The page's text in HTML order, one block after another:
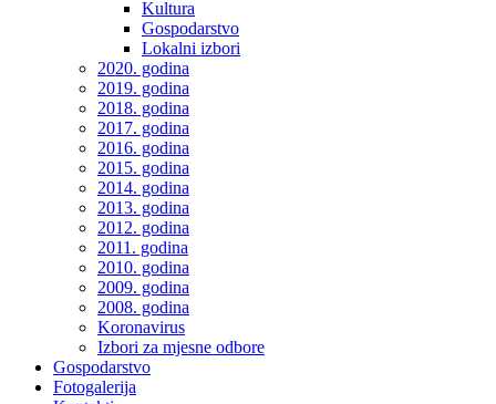
Kultura
Gospodarstvo
Lokalni izbori
2020. godina
2019. godina
2018. godina
2017. godina
2016. godina
2015. godina
2014. godina
2013. godina
2012. godina
2011. godina
2010. godina
2009. godina
2008. godina
Koronavirus
Izbori za mjesne odbore
Gospodarstvo
Fotogalerija